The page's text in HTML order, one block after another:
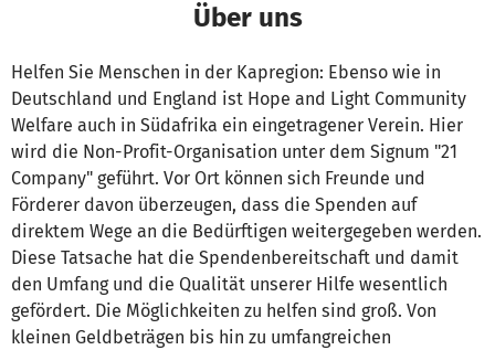
Über uns
Helfen Sie Menschen in der Kapregion: Ebenso wie in
Deutschland und England ist Hope and Light Community
Welfare auch in Südafrika ein eingetragener Verein. Hier
wird die Non-Profit-Organisation unter dem Signum "21
Company" geführt. Vor Ort können sich Freunde und
Förderer davon überzeugen, dass die Spenden auf
direktem Wege an die Bedürftigen weitergegeben werden.
Diese Tatsache hat die Spendenbereitschaft und damit
den Umfang und die Qualität unserer Hilfe wesentlich
gefördert. Die Möglichkeiten zu helfen sind groß. Von
kleinen Geldbeträgen bis hin zu umfangreichen